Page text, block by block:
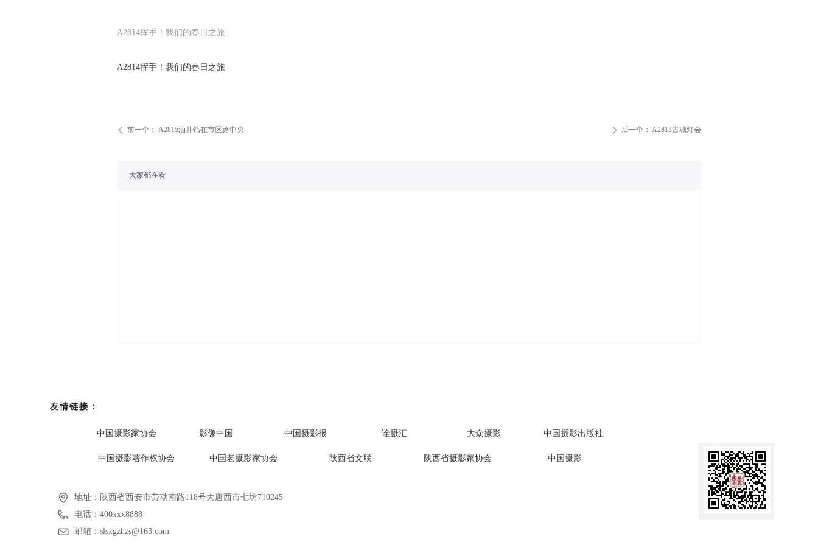
A2814挥手！我们的春日之旅
大家都在看
ꄴ 前一个： A2815油井钻在市区路中央 ꄲ 后一个： A2813古城灯会
A2814挥手！我们的春日之旅
地址： 陕西省西安市劳动南路118号大唐西市七坊710245
电话： 400xxx8888
邮箱： slsxgzhzs@163.com
友情链接：
中国摄影家协会 影像中国 中国摄影报 诠摄汇 大众摄影 中国摄影出版社
中国摄影著作权协会 中国老摄影家协会 陕西省文联 陕西省摄影家协会 中国摄影